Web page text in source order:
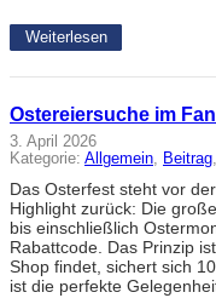
Weiterlesen
Ostereiersuche im
3. April 2026
Kategorie: Allgemein Beitrag
Das Osterfest steht vor
Highlight zurück: Die
bis einschließlich
Rabattcode. Das Prinzip
Shop findet, sichert sich
ist die perfekte